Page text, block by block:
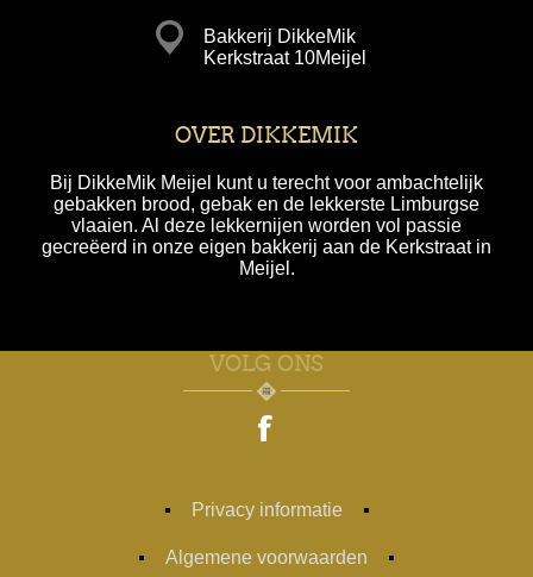
Bakkerij DikkeMik
Kerkstraat 10Meijel
OVER DIKKEMIK
Bij DikkeMik Meijel kunt u terecht voor ambachtelijk
gebakken brood, gebak en de lekkerste Limburgse
vlaaien. Al deze lekkernijen worden vol passie
gecreëerd in onze eigen bakkerij aan de Kerkstraat in
Meijel.
VOLG ONS
Privacy informatie
Algemene voorwaarden